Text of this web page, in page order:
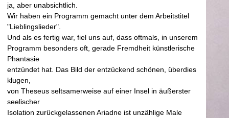
ja, aber unabsichtlich.
Wir haben ein Programm gemacht unter dem Arbeitstitel
"Lieblingslieder".
Und als es fertig war, fiel uns auf, dass oftmals, in unserem
Programm besonders oft, gerade Fremdheit künstlerische
Phantasie
entzündet hat. Das Bild der entzückend schönen, überdies
klugen,
von Theseus seltsamerweise auf einer Insel in äußerster
seelischer
Isolation zurückgelassenen Ariadne ist unzählige Male